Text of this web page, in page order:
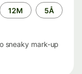
12M 5Å
sneaky mark-up